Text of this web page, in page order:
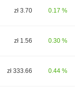
zł 3.70 0.17 %
zł 1.56 0.30 %
zł 333.66 0.44 %